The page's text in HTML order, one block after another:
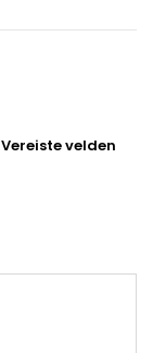
Vereiste velden